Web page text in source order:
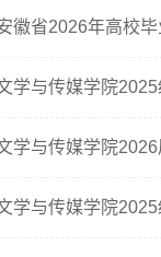
徽省2026年高校
学与传媒学院
学与传媒学院
学与传媒学院